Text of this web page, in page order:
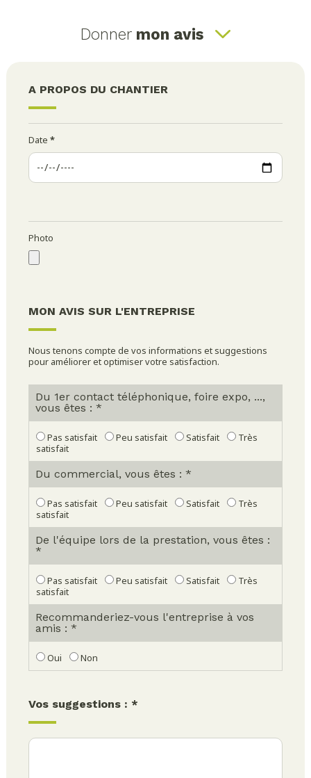
Donner mon avis
A PROPOS DU CHANTIER
Date *
Photo
MON AVIS SUR L'ENTREPRISE
Nous tenons compte de vos informations et suggestions
pour améliorer et optimiser votre satisfaction.
Du 1er contact téléphonique, foire expo, ...,
vous êtes : *
Pas satisfait Peu satisfait Satisfait
Très
satisfait
Du commercial, vous êtes : *
Pas satisfait Peu satisfait Satisfait
Très
satisfait
De l'équipe lors de la prestation, vous êtes :
*
Pas satisfait Peu satisfait Satisfait
Très
satisfait
Recommanderiez-vous l'entreprise à vos
amis : *
Oui Non
Vos suggestions : *